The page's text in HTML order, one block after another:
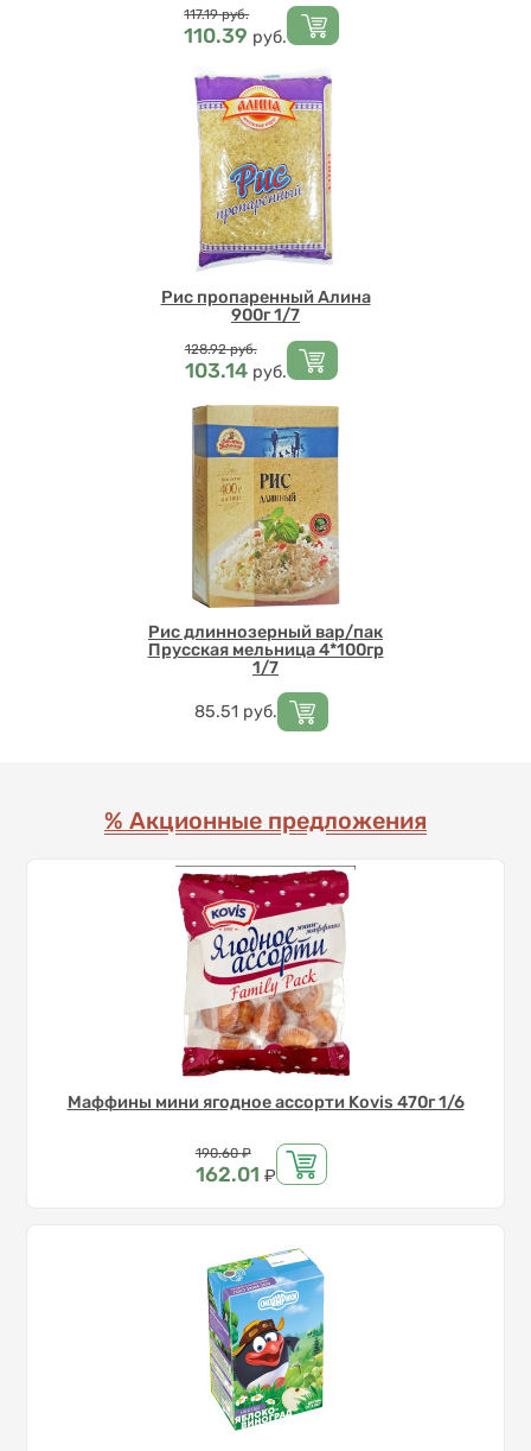
Цена
117.19 руб.
110.39 руб.
Рис пропаренный Алина
900г 1/7
Цена
128.92 руб.
103.14 руб.
Рис длиннозерный вар/пак
Прусская мельница 4*100гр
1/7
Цена
85.51 руб.
% Акционные предложения
Маффины мини ягодное ассорти Kovis 470г 1/6
Цена
190.60 ₽
162.01 ₽